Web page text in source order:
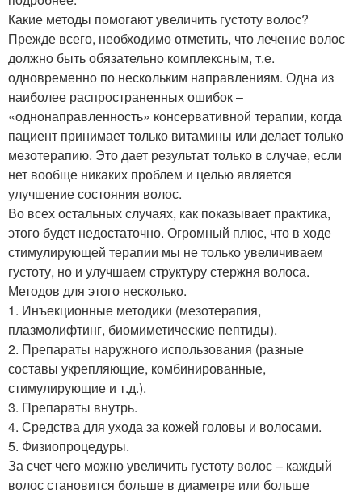
Какие методы помогают увеличить густоту волос?
Прежде всего, необходимо отметить, что лечение волос
должно быть обязательно комплексным, т.е.
одновременно по нескольким направлениям. Одна из
наиболее распространенных ошибок –
«однонаправленность» консервативной терапии, когда
пациент принимает только витамины или делает только
мезотерапию. Это дает результат только в случае, если
нет вообще никаких проблем и целью является
улучшение состояния волос.
Во всех остальных случаях, как показывает практика,
этого будет недостаточно. Огромный плюс, что в ходе
стимулирующей терапии мы не только увеличиваем
густоту, но и улучшаем структуру стержня волоса.
Методов для этого несколько.
1. Инъекционные методики (мезотерапия,
плазмолифтинг, биомиметические пептиды).
2. Препараты наружного использования (разные
составы укрепляющие, комбинированные,
стимулирующие и т.д.).
3. Препараты внутрь.
4. Средства для ухода за кожей головы и волосами.
5. Физиопроцедуры.
За счет чего можно увеличить густоту волос – каждый
волос становится больше в диаметре или больше